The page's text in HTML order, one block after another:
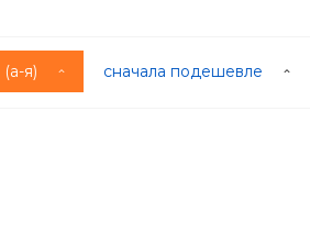
я)
сначала подешевле